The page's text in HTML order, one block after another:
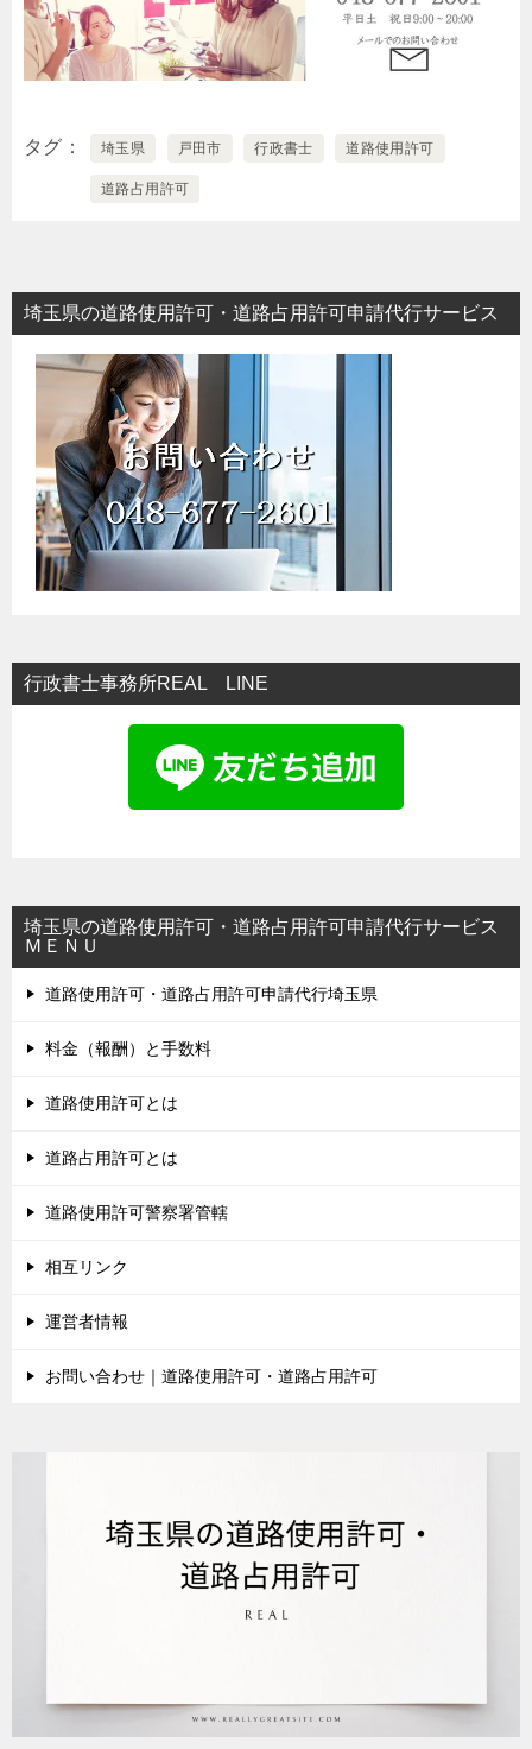
タグ 埼玉県 戸田市 行政書士 道路使用許可
道路占用許可
埼玉県の道路使用許可・道路占用許可申請代行サービス
行政書士事務所REAL LINE
埼玉県の道路使用許可・道路占用許可申請代行サービス
ＭＥＮＵ
道路使用許可・道路占用許可申請代行埼玉県
料金（報酬）と手数料
道路使用許可とは
道路占用許可とは
道路使用許可警察署管轄
相互リンク
運営者情報
お問い合わせ｜道路使用許可・道路占用許可